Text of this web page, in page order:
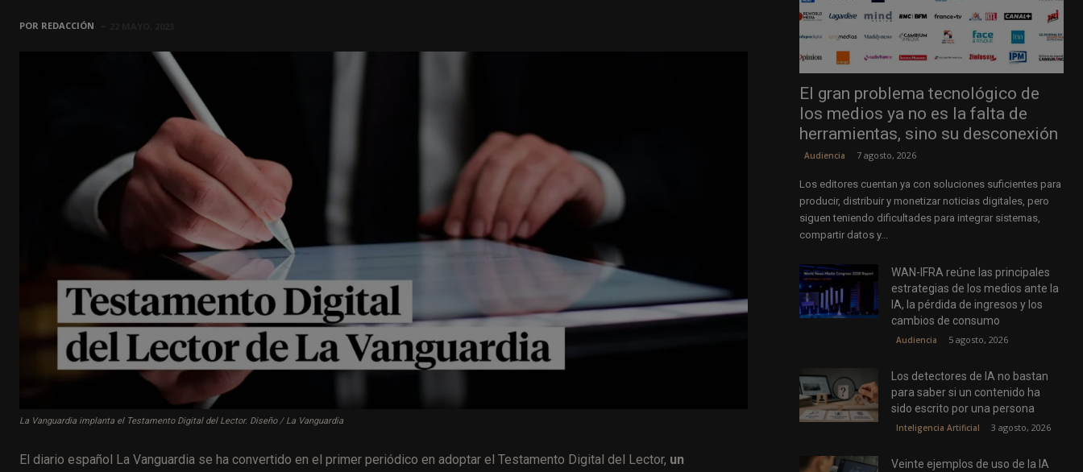
POR REDACCIÓN
La Vanguardia implanta el Testamento Digital del Lector. Diseño / La Vanguardia
El diario español La Vanguardia se ha convertido en el primer periódico en adoptar el Testamento Digital del Lector, un
El gran problema tecnológico de
los medios ya no es la falta de
herramientas, sino su desconexión
Audiencia 7 agosto, 2026
Los editores cuentan ya con soluciones suficientes para
producir, distribuir y monetizar noticias digitales, pero
siguen teniendo dificultades para integrar sistemas,
compartir datos y...
WAN-IFRA reúne las principales
estrategias de los medios ante la
IA, la pérdida de ingresos y los
cambios de consumo
Audiencia 5 agosto, 2026
Los detectores de IA no bastan
para saber si un contenido ha
sido escrito por una persona
Inteligencia Artificial 3 agosto, 2026
Veinte ejemplos de uso de la IA